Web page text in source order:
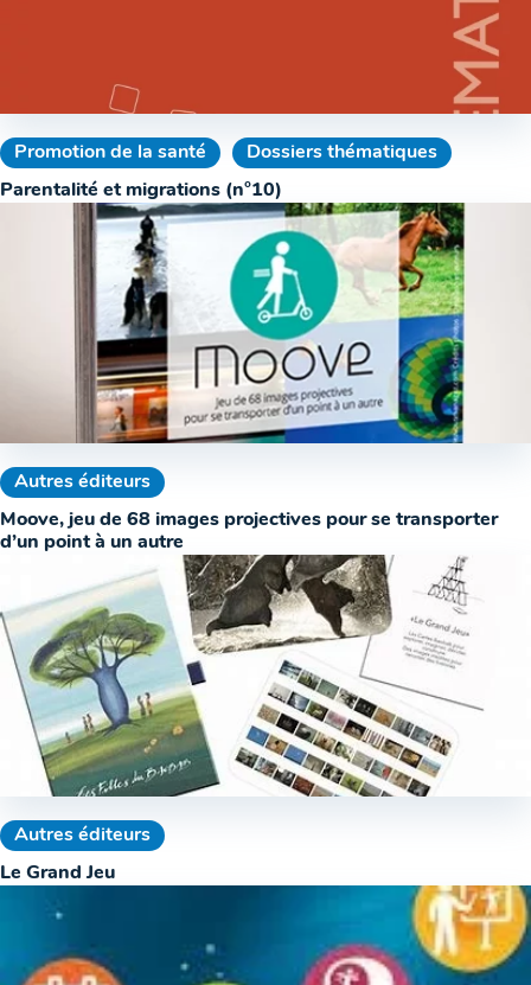
Promotion de la santé
Dossiers thématiques
Parentalité et migrations (n°10)
Autres éditeurs
Moove, jeu de 68 images projectives pour se transporter
d’un point à un autre
Autres éditeurs
Le Grand Jeu